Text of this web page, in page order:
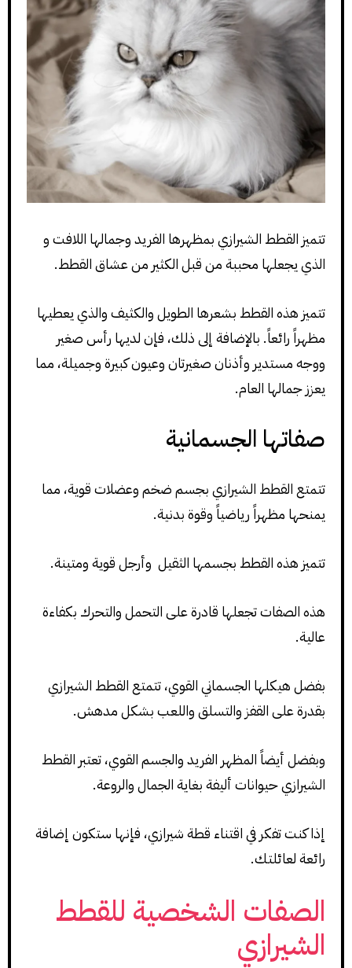
تتميز القطط الشيرازي بمظهرها الفريد وجمالها اللافت و
الذي يجعلها محببة من قبل الكثير من عشاق القطط.
تتميز هذه القطط بشعرها الطويل والكثيف والذي يعطيها
مظهراً رائعاً. بالإضافة إلى ذلك، فإن لديها رأس صغير
ووجه مستدير وأذنان صغيرتان وعيون كبيرة وجميلة، مما
يعزز جمالها العام.
صفاتها الجسمانية
تتمتع القطط الشيرازي بجسم ضخم وعضلات قوية، مما
يمنحها مظهراً رياضياً وقوة بدنية.
تتميز هذه القطط بجسمها الثقيل وأرجل قوية ومتينة.
هذه الصفات تجعلها قادرة على التحمل والتحرك بكفاءة
عالية.
بفضل هيكلها الجسماني القوي، تتمتع القطط الشيرازي
بقدرة على القفز والتسلق واللعب بشكل مدهش.
وبفضل أيضاً المظهر الفريد والجسم القوي، تعتبر القطط
الشيرازي حيوانات أليفة بغاية الجمال والروعة.
إذا كنت تفكر في اقتناء قطة شيرازي، فإنها ستكون إضافة
رائعة لعائلتك.
الصفات الشخصية للقطط
الشيرازي